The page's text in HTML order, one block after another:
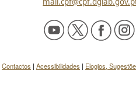
Contactos | Acessibilidades | Elogios,